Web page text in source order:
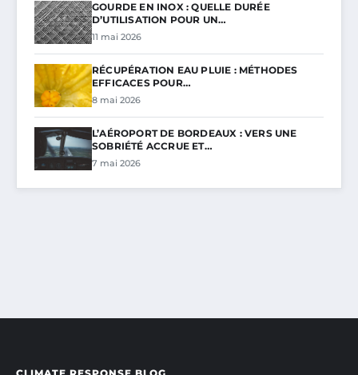
GOURDE EN INOX : QUELLE DURÉE
D’UTILISATION POUR UN…
11 mai 2026
RÉCUPÉRATION EAU PLUIE : MÉTHODES
EFFICACES POUR…
8 mai 2026
L’AÉROPORT DE BORDEAUX : VERS UNE
SOBRIÉTÉ ACCRUE ET…
7 mai 2026